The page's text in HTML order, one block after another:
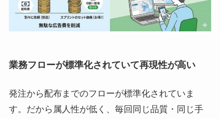
業務フローが標準化されていて再現性が高い
発注から配布までのフローが標準化されていま
す。だから属人性が低く、毎回同じ品質・同じ手